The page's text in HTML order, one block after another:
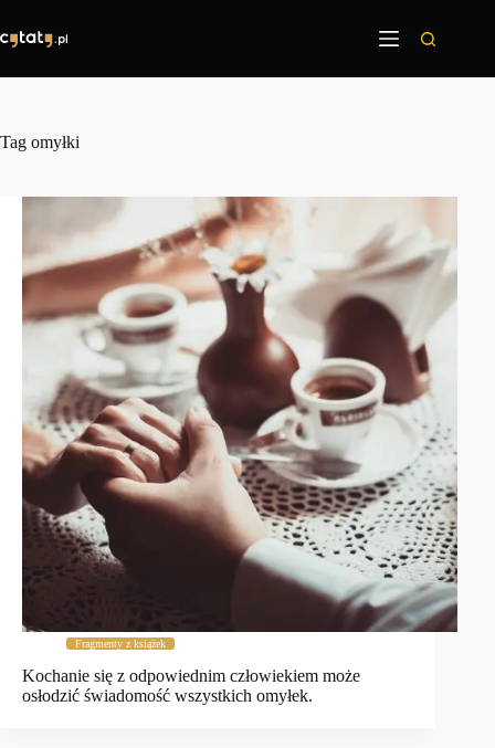
treści
Tag omyłki
Fragmenty z książek
Kochanie się z odpowiednim człowiekiem może
osłodzić świadomość wszystkich omyłek.